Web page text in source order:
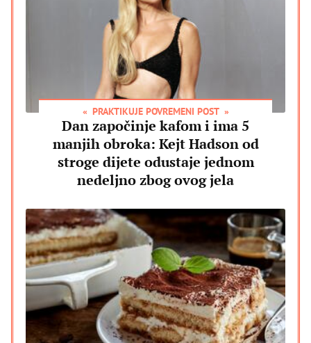
PRAKTIKUJE POVREMENI POST
Dan započinje kafom i ima 5
manjih obroka: Kejt Hadson od
stroge dijete odustaje jednom
nedeljno zbog ovog jela